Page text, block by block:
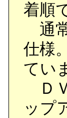
着順
通
仕様
てい
Ｄ
ップ